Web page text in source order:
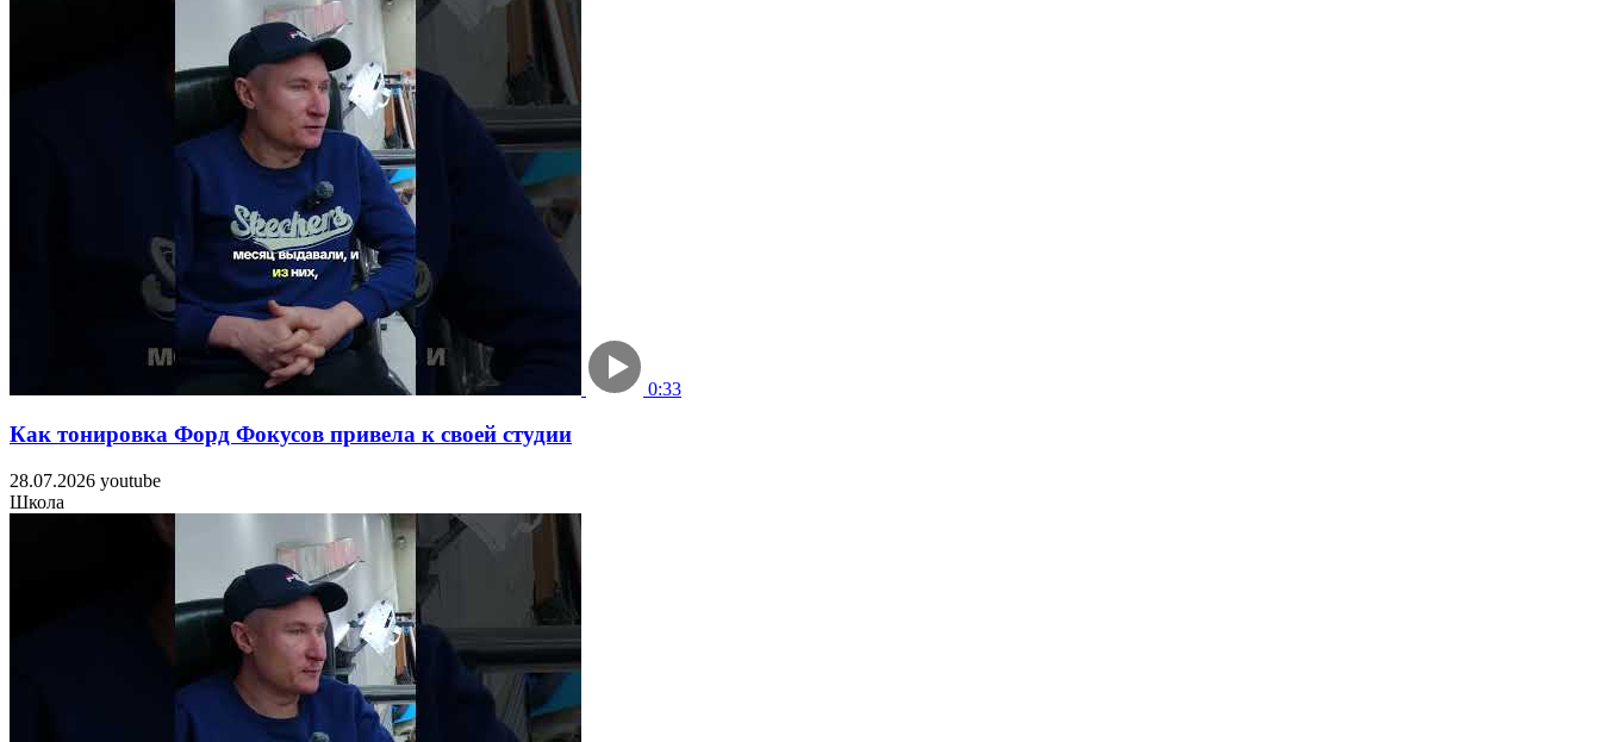
0:33
Как тонировка Форд Фокусов привела к своей студии
28.07.2026 youtube
Школа